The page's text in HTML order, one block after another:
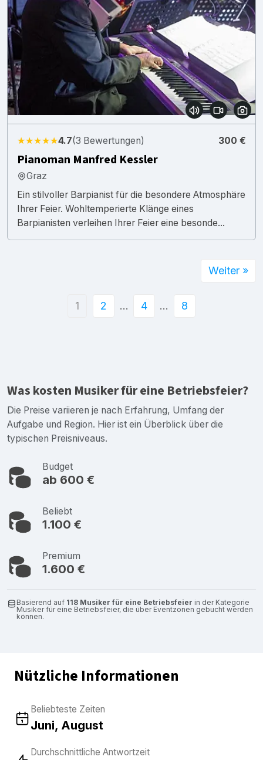
★★★★★4.7(3 Bewertungen) 300 €
Pianoman Manfred Kessler
Graz
Ein stilvoller Barpianist für die besondere Atmosphäre
Ihrer Feier. Wohltemperierte Klänge eines
Barpianisten verleihen Ihrer Feier eine besonde...
1 2 … 4 … 8
Weiter »
Was kosten Musiker für eine Betriebsfeier?
Die Preise variieren je nach Erfahrung, Umfang der
Aufgabe und Region. Hier ist ein Überblick über die
typischen Preisniveaus.
Budget
ab 600 €
Beliebt
1.100 €
Premium
1.600 €
Basierend auf 118 Musiker für eine Betriebsfeier in der Kategorie
Musiker für eine Betriebsfeier, die über Eventzonen gebucht werden
können.
Nützliche Informationen
Beliebteste Zeiten
Juni, August
Durchschnittliche Antwortzeit